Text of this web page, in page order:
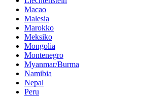
Macao
Malesia
Marokko
Meksiko
Mongolia
Montenegro
Myanmar/Burma
Namibia
Nepal
Peru